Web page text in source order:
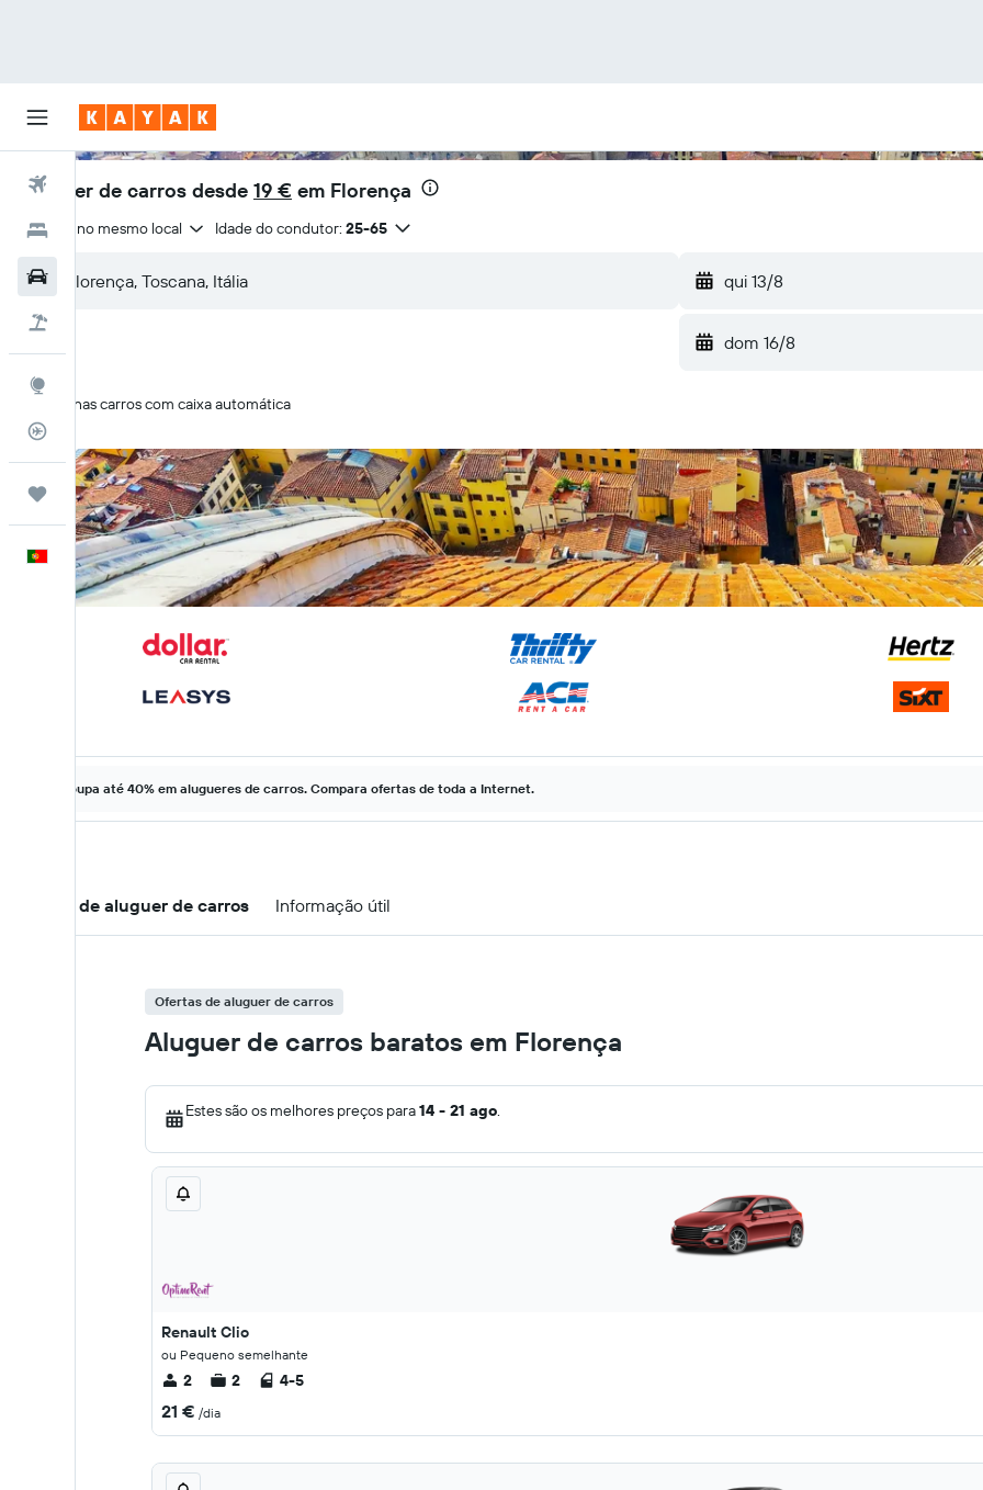
Voos
Hotéis
Carros
Trips
Português
Aluguer de carros desde 19 € em Florença
Entrega no mesmo local Idade do condutor: 25-65
qui 13/8
dom 16/8
Apenas carros com caixa automática
Poupa até 40% em alugueres de carros. Compara ofertas de toda a Internet.
Ofertas de aluguer de carros Informação útil
Ofertas de aluguer de carros
Aluguer de carros baratos em Florença
Estes são os melhores preços para14 - 21 ago.
Renault Clio
ou Pequeno semelhante
2 2 4-5
21 € /dia